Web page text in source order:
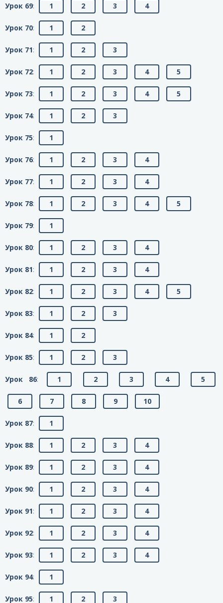
Урок 69: 1 2 3 4
Урок 70: 1 2
Урок 71: 1 2 3
Урок 72: 1 2 3 4 5
Урок 73: 1 2 3 4 5
Урок 74: 1 2 3
Урок 75: 1
Урок 76: 1 2 3 4
Урок 77: 1 2 3 4
Урок 78: 1 2 3 4 5
Урок 79: 1
Урок 80: 1 2 3 4
Урок 81: 1 2 3 4
Урок 82: 1 2 3 4 5
Урок 83: 1 2 3
Урок 84: 1 2
Урок 85: 1 2 3
Урок 86: 1 2 3 4 5
6 7 8 9 10
Урок 87: 1
Урок 88: 1 2 3 4
Урок 89: 1 2 3 4
Урок 90: 1 2 3 4
Урок 91: 1 2 3 4
Урок 92: 1 2 3 4
Урок 93: 1 2 3 4
Урок 94: 1
Урок 95: 1 2 3